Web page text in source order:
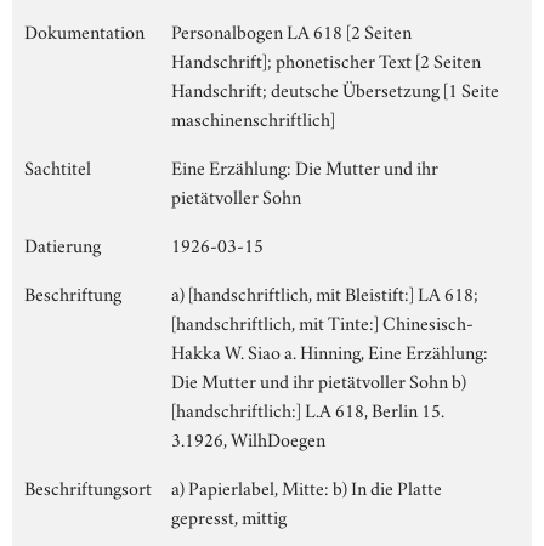
Dokumentation
Personalbogen LA 618 [2 Seiten
Handschrift]; phonetischer Text [2 Seiten
Handschrift; deutsche Übersetzung [1 Seite
maschinenschriftlich]
Sachtitel
Eine Erzählung: Die Mutter und ihr
pietätvoller Sohn
Datierung
1926-03-15
Beschriftung
a) [handschriftlich, mit Bleistift:] LA 618;
[handschriftlich, mit Tinte:] Chinesisch-
Hakka W. Siao a. Hinning, Eine Erzählung:
Die Mutter und ihr pietätvoller Sohn b)
[handschriftlich:] L.A 618, Berlin 15.
3.1926, WilhDoegen
Beschriftungsort
a) Papierlabel, Mitte: b) In die Platte
gepresst, mittig